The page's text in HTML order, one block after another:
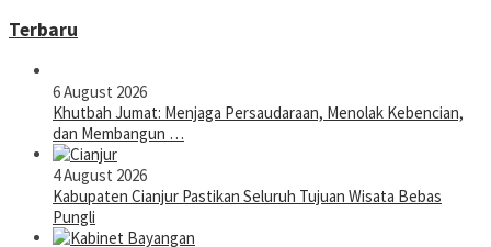
Terbaru
6 August 2026
Khutbah Jumat: Menjaga Persaudaraan, Menolak Kebencian,
dan Membangun …
4 August 2026
Kabupaten Cianjur Pastikan Seluruh Tujuan Wisata Bebas
Pungli